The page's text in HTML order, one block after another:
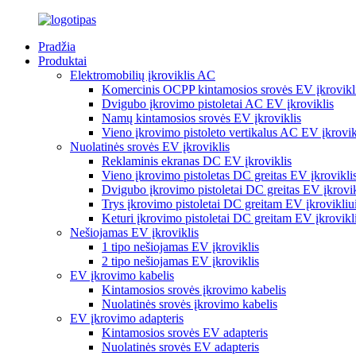
Pradžia
Produktai
Elektromobilių įkroviklis AC
Komercinis OCPP kintamosios srovės EV
Dvigubo įkrovimo pistoletai AC EV įkroviklis
Namų kintamosios srovės EV įkroviklis
Vieno įkrovimo pistoleto vertikalus AC EV
Nuolatinės srovės EV įkroviklis
Reklaminis ekranas DC EV įkroviklis
Vieno įkrovimo pistoletas DC greitas EV
Dvigubo įkrovimo pistoletai DC greitas EV
Trys įkrovimo pistoletai DC greitam EV įkrovikliui
Keturi įkrovimo pistoletai DC greitam EV
Nešiojamas EV įkroviklis
1 tipo nešiojamas EV įkroviklis
2 tipo nešiojamas EV įkroviklis
EV įkrovimo kabelis
Kintamosios srovės įkrovimo kabelis
Nuolatinės srovės įkrovimo kabelis
EV įkrovimo adapteris
Kintamosios srovės EV adapteris
Nuolatinės srovės EV adapteris